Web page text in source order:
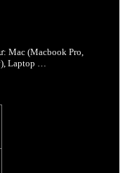
Mac (Macbook Pro,
Laptop …